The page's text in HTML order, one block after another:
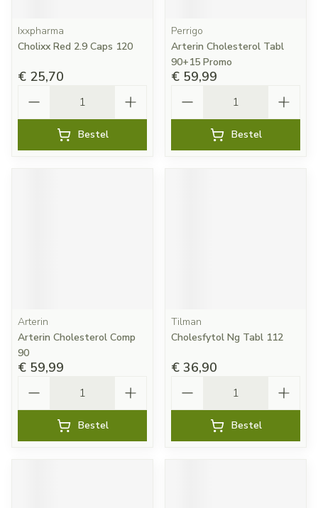
Ixxpharma
Cholixx Red 2.9 Caps 120
€ 25,70
Bestel
Perrigo
Arterin Cholesterol Tabl
90+15 Promo
€ 59,99
Bestel
Arterin
Arterin Cholesterol Comp
90
€ 59,99
Bestel
Tilman
Cholesfytol Ng Tabl 112
€ 36,90
Bestel